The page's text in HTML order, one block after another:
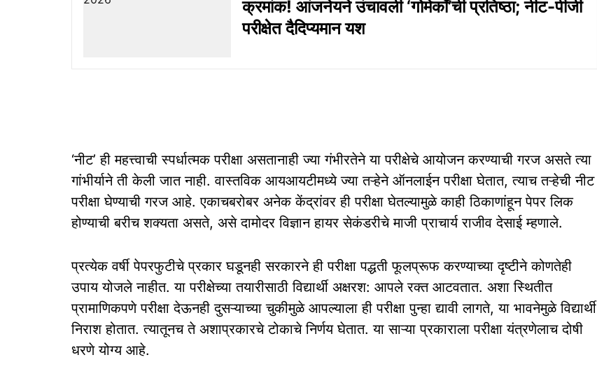
क्रमांक! आंजनेयने उंचावली ‘गोमेकॉ’ची प्रतिष्ठा; नीट-पीजी
परीक्षेत दैदिप्यमान यश
‘नीट’ ही महत्त्वाची स्‍पर्धात्‍मक परीक्षा असतानाही ज्‍या गंभीरतेने या परीक्षेचे आयोजन करण्‍याची गरज असते त्‍या
गांभीर्याने ती केली जात नाही. वास्‍तविक आयआयटीमध्‍ये ज्‍या तऱ्हेने ऑनलाईन परीक्षा घेतात, त्‍याच तऱ्हेची नीट
परीक्षा घेण्‍याची गरज आहे. एकाचबरोबर अनेक केंद्रांवर ही परीक्षा घेतल्‍यामुळे काही ठिकाणांहून पेपर लिक
होण्‍याची बरीच शक्‍यता असते, असे दामोदर विज्ञान हायर सेकंडरीचे माजी प्राचार्य राजीव देसाई म्हणाले.
प्रत्‍येक वर्षी पेपरफुटीचे प्रकार घडूनही सरकारने ही परीक्षा पद्धती फूलप्रूफ करण्‍याच्‍या दृष्‍टीने कोणतेही
उपाय योजले नाहीत. या परीक्षेच्‍या तयारीसाठी विद्यार्थी अक्षरश: आपले रक्त आटवतात. अशा स्‍थितीत
प्रामाणिकपणे परीक्षा देऊनही दुसऱ्याच्‍या चुकीमुळे आपल्‍याला ही परीक्षा पुन्‍हा द्यावी लागते, या भावनेमुळे विद्यार्थी
निराश होतात. त्‍यातूनच ते अशाप्रकारचे टोकाचे निर्णय घेतात. या साऱ्या प्रकाराला परीक्षा यंत्रणेलाच दोषी
धरणे योग्‍य आहे.